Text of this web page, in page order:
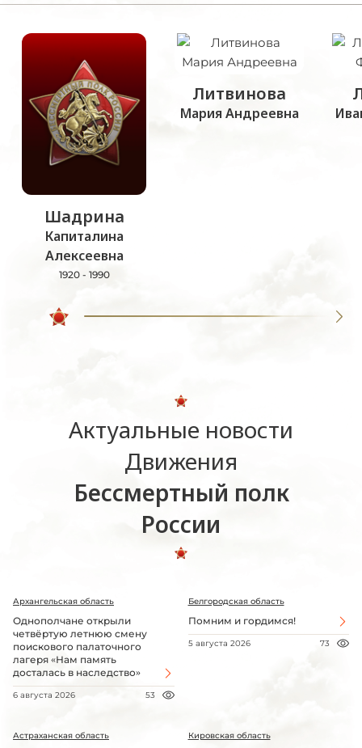
Шадрина
Капиталина
Алексеевна
1920 - 1990
Литвинова
Мария Андреевна
Актуальные новости
Движения
Бессмертный полк
России
Архангельская область
Однополчане открыли
четвёртую летнюю смену
поискового палаточного
лагеря «Нам память
досталась в наследство»
6 августа 2026 53
Белгородская область
Помним и гордимся!
5 августа 2026 73
Астраханская область Кировская область